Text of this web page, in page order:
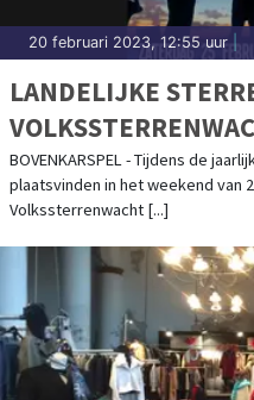
20 februari 2023, 12:55 uur|
LANDELIJKE
BOVENKARSPEL - Tijdens de
plaatsvinden in het weekend van
Volkssterrenwacht [...]